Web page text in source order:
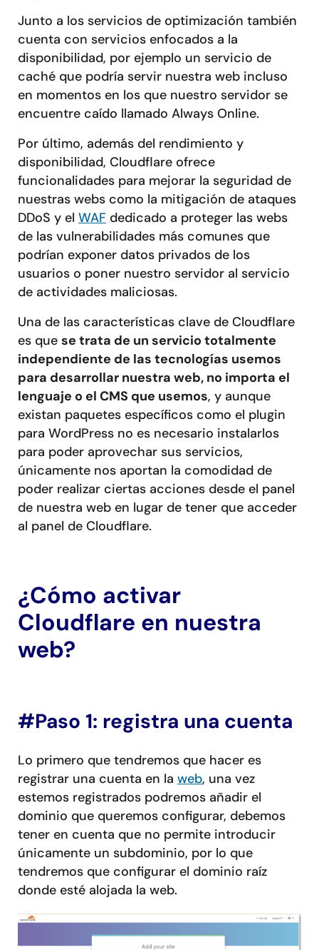
Junto a los servicios de optimización también
cuenta con servicios enfocados a la
disponibilidad, por ejemplo un servicio de
caché que podría servir nuestra web incluso
en momentos en los que nuestro servidor se
encuentre caído llamado Always Online.
Por último, además del rendimiento y
disponibilidad, Cloudflare ofrece
funcionalidades para mejorar la seguridad de
nuestras webs como la mitigación de ataques
DDoS y el WAF dedicado a proteger las webs
de las vulnerabilidades más comunes que
podrían exponer datos privados de los
usuarios o poner nuestro servidor al servicio
de actividades maliciosas.
Una de las características clave de Cloudflare
es que se trata de un servicio totalmente
independiente de las tecnologías usemos
para desarrollar nuestra web, no importa el
lenguaje o el CMS que usemos, y aunque
existan paquetes específicos como el plugin
para WordPress no es necesario instalarlos
para poder aprovechar sus servicios,
únicamente nos aportan la comodidad de
poder realizar ciertas acciones desde el panel
de nuestra web en lugar de tener que acceder
al panel de Cloudflare.
¿Cómo activar
Cloudflare en nuestra
web?
#Paso 1: registra una cuenta
Lo primero que tendremos que hacer es
registrar una cuenta en la web, una vez
estemos registrados podremos añadir el
dominio que queremos configurar, debemos
tener en cuenta que no permite introducir
únicamente un subdominio, por lo que
tendremos que configurar el dominio raíz
donde esté alojada la web.